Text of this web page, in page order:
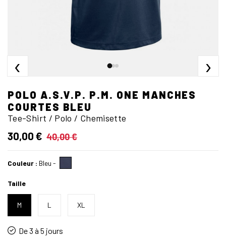
‹ ›
POLO A.S.V.P. P.M. ONE MANCHES
COURTES BLEU
Tee-Shirt / Polo / Chemisette
30,00 € 40,00 €
Couleur : Bleu -
Taille
M L XL
De 3 à 5 jours